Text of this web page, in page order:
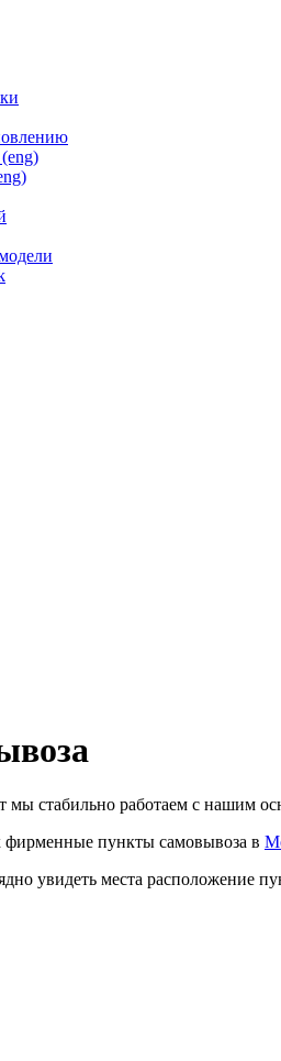
мы стабильно работаем с нашим
пункты самовывоза в
увидеть места расположение